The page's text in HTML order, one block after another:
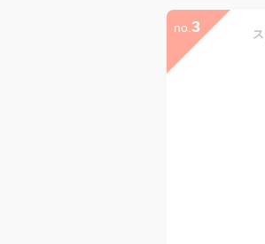
no. 3